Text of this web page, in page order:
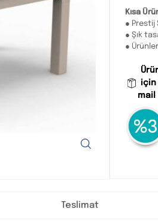
Kısa
● Prestij
● Şık
●
için
mail
Teslimat